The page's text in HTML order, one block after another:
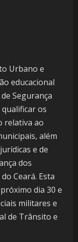
Urbano e
educacional
Segurança
os
relativa ao
além
e de
dos
Ceará. Esta
dia 30 e
militares e
de Trânsito e